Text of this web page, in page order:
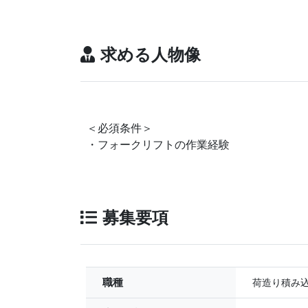
求める人物像
＜必須条件＞
・フォークリフトの作業経験
募集要項
職種 荷造り積み